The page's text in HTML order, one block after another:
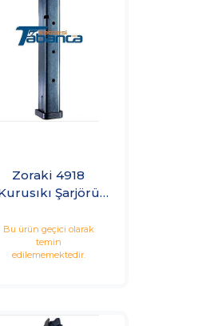
Zoraki 4918
Şarjörü
Bu ürün geçici olarak
temin
edilememektedir.